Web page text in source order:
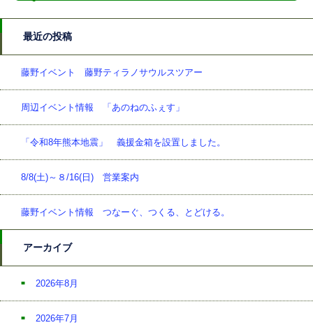
最近の投稿
藤野イベント 藤野ティラノサウルスツアー
周辺イベント情報 「あのねのふぇす」
「令和8年熊本地震」 義援金箱を設置しました。
8/8(土)～８/16(日) 営業案内
藤野イベント情報 つなーぐ、つくる、とどける。
アーカイブ
2026年8月
2026年7月